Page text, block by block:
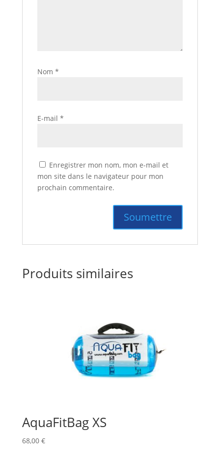
Nom *
E-mail *
Enregistrer mon nom, mon e-mail et
mon site dans le navigateur pour mon
prochain commentaire.
Produits similaires
AquaFitBag XS
68,00 €